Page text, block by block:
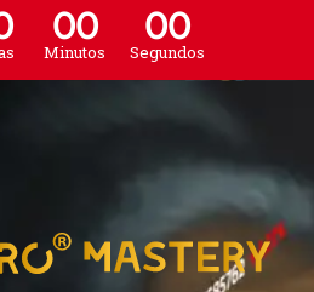
00
Minutos
00
Segundos